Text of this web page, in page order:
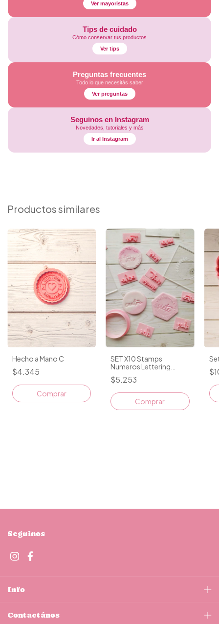
Ver mayoristas
Tips de cuidado
Cómo conservar tus productos
Ver tips
Preguntas frecuentes
Todo lo que necesitás saber
Ver preguntas
Seguinos en Instagram
Novedades, tutoriales y más
Ir al Instagram
Productos similares
Hecho a Mano C
$4.345
Comprar
SET X10 Stamps
Numeros Lettering
Cursiva L 1,2 A 2CM
$5.253
Seguinos
Info
Contactános